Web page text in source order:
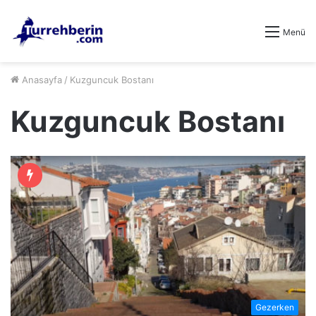
Menü
Anasayfa / Kuzguncuk Bostanı
Kuzguncuk Bostanı
Gezerken